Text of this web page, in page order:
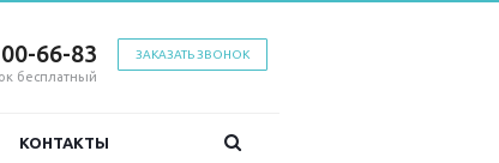
ЗАКАЗАТЬ ЗВОНОК
66-83
бесплатный
КОНТАКТЫ